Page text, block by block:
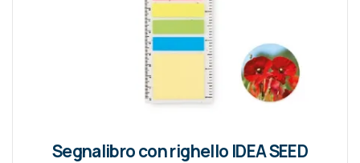
Segnalibro con righello IDEA SEED